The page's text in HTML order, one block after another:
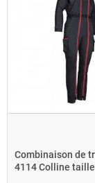
Combinaison de
4114 Colline